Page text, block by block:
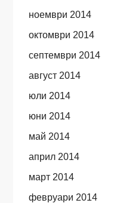
ноември 2014
октомври 2014
септември 2014
август 2014
юли 2014
юни 2014
май 2014
април 2014
март 2014
февруари 2014